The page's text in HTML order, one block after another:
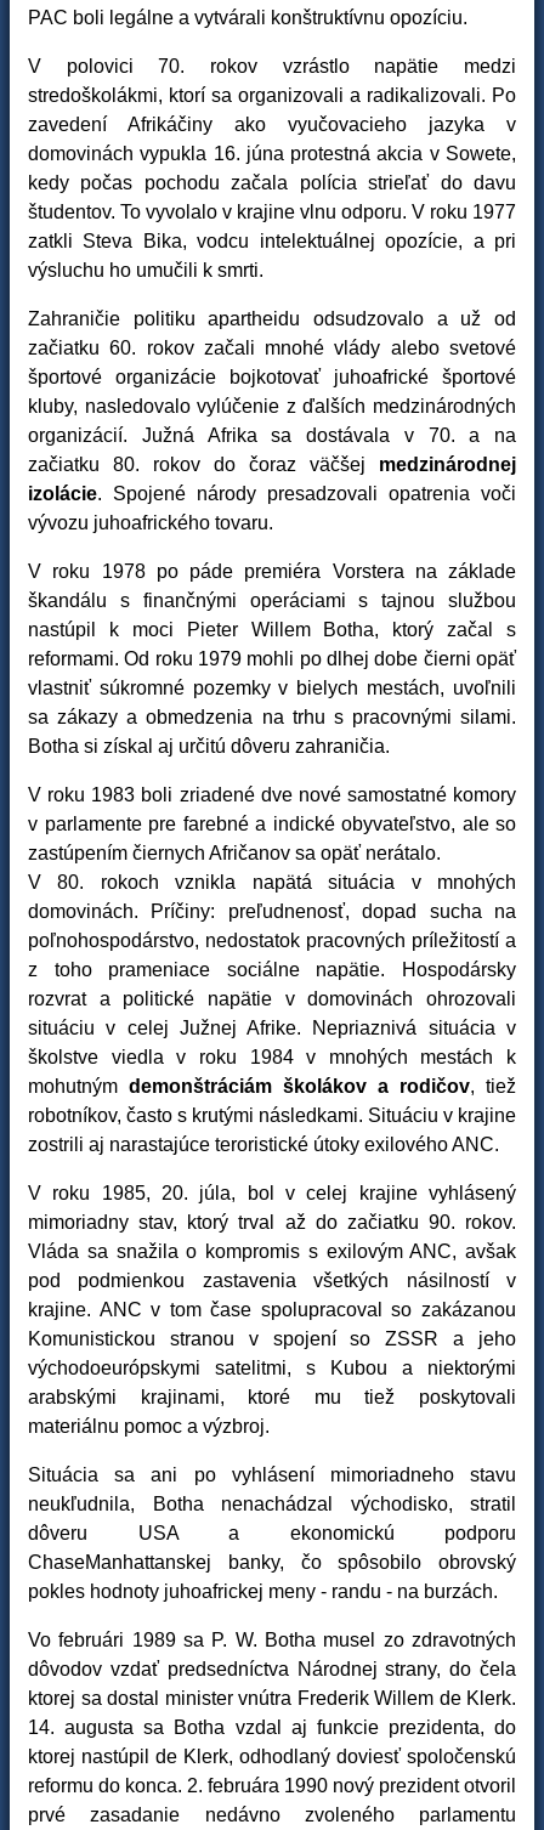
PAC boli legálne a vytvárali konštruktívnu opozíciu.
V polovici 70. rokov vzrástlo napätie medzi
stredoškolákmi, ktorí sa organizovali a radikalizovali. Po
zavedení Afrikáčiny ako vyučovacieho jazyka v
domovinách vypukla 16. júna protestná akcia v Sowete,
kedy počas pochodu začala polícia strieľať do davu
študentov. To vyvolalo v krajine vlnu odporu. V roku 1977
zatkli Steva Bika, vodcu intelektuálnej opozície, a pri
výsluchu ho umučili k smrti.
Zahraničie politiku apartheidu odsudzovalo a už od
začiatku 60. rokov začali mnohé vlády alebo svetové
športové organizácie bojkotovať juhoafrické športové
kluby, nasledovalo vylúčenie z ďalších medzinárodných
organizácií. Južná Afrika sa dostávala v 70. a na
začiatku 80. rokov do čoraz väčšej medzinárodnej
izolácie. Spojené národy presadzovali opatrenia voči
vývozu juhoafrického tovaru.
V roku 1978 po páde premiéra Vorstera na základe
škandálu s finančnými operáciami s tajnou službou
nastúpil k moci Pieter Willem Botha, ktorý začal s
reformami. Od roku 1979 mohli po dlhej dobe čierni opäť
vlastniť súkromné pozemky v bielych mestách, uvoľnili
sa zákazy a obmedzenia na trhu s pracovnými silami.
Botha si získal aj určitú dôveru zahraničia.
V roku 1983 boli zriadené dve nové samostatné komory
v parlamente pre farebné a indické obyvateľstvo, ale so
zastúpením čiernych Afričanov sa opäť nerátalo.
V 80. rokoch vznikla napätá situácia v mnohých
domovinách. Príčiny: preľudnenosť, dopad sucha na
poľnohospodárstvo, nedostatok pracovných príležitostí a
z toho prameniace sociálne napätie. Hospodársky
rozvrat a politické napätie v domovinách ohrozovali
situáciu v celej Južnej Afrike. Nepriaznivá situácia v
školstve viedla v roku 1984 v mnohých mestách k
mohutným demonštráciám školákov a rodičov, tiež
robotníkov, často s krutými následkami. Situáciu v krajine
zostrili aj narastajúce teroristické útoky exilového ANC.
V roku 1985, 20. júla, bol v celej krajine vyhlásený
mimoriadny stav, ktorý trval až do začiatku 90. rokov.
Vláda sa snažila o kompromis s exilovým ANC, avšak
pod podmienkou zastavenia všetkých násilností v
krajine. ANC v tom čase spolupracoval so zakázanou
Komunistickou stranou v spojení so ZSSR a jeho
východoeurópskymi satelitmi, s Kubou a niektorými
arabskými krajinami, ktoré mu tiež poskytovali
materiálnu pomoc a výzbroj.
Situácia sa ani po vyhlásení mimoriadneho stavu
neukľudnila, Botha nenachádzal východisko, stratil
dôveru USA a ekonomickú podporu
ChaseManhattanskej banky, čo spôsobilo obrovský
pokles hodnoty juhoafrickej meny - randu - na burzách.
Vo februári 1989 sa P. W. Botha musel zo zdravotných
dôvodov vzdať predsedníctva Národnej strany, do čela
ktorej sa dostal minister vnútra Frederik Willem de Klerk.
14. augusta sa Botha vzdal aj funkcie prezidenta, do
ktorej nastúpil de Klerk, odhodlaný doviesť spoločenskú
reformu do konca. 2. februára 1990 nový prezident otvoril
prvé zasadanie nedávno zvoleného parlamentu